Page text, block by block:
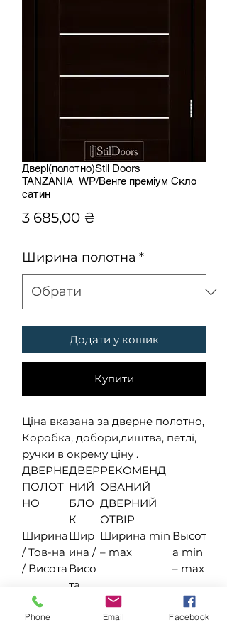
Двері(полотно)Stil Doors
TANZANIA_WP/Венге преміум Скло
сатин
3 685,00 ₴
Ширина полотна *
Додати у кошик
Купити
Ціна вказана за дверне полотно,
Коробка, добори,лиштва, петлі,
ручки в окрему ціну .
ДВЕРНЕ
ПОЛОТ
НО
ДВЕР
НИЙ
БЛО
К
РЕКОМЕНД
ОВАНИЙ
ДВЕРНИЙ
ОТВІР
Ширина
/ Тов-на
/ Висота
Шир
ина /
Висо
та
Ширина min
– max
Высот
а min
– max
400 / 40
/ 2000
480 – 520
2050
–
Phone Email Facebook